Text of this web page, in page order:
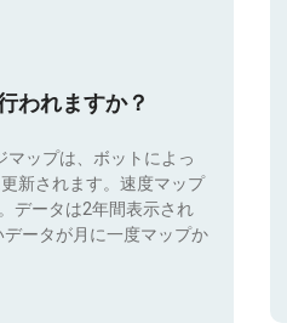
われますか？
マップは、ボットによっ
新されます。速度マップ
データは2年間表示され
ータが月に一度マップか